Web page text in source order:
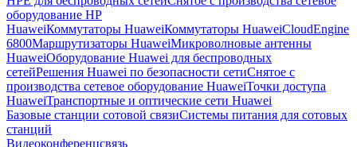
оборудование HP
HuaweiКоммутаторы HuaweiКоммутаторы HuaweiCloudEngine
6800Маршрутизаторы HuaweiМикроволновые антенны
HuaweiОборудование Huawei для беспроводных
сетейРешения Huawei по безопасности сетиСнятое с
производства сетевое оборудование HuaweiТочки доступа
HuaweiТранспортные и оптические сети Huawei
Базовые станции сотовой связиСистемы питания для сотовых
станций
Видеоконференцсвязь